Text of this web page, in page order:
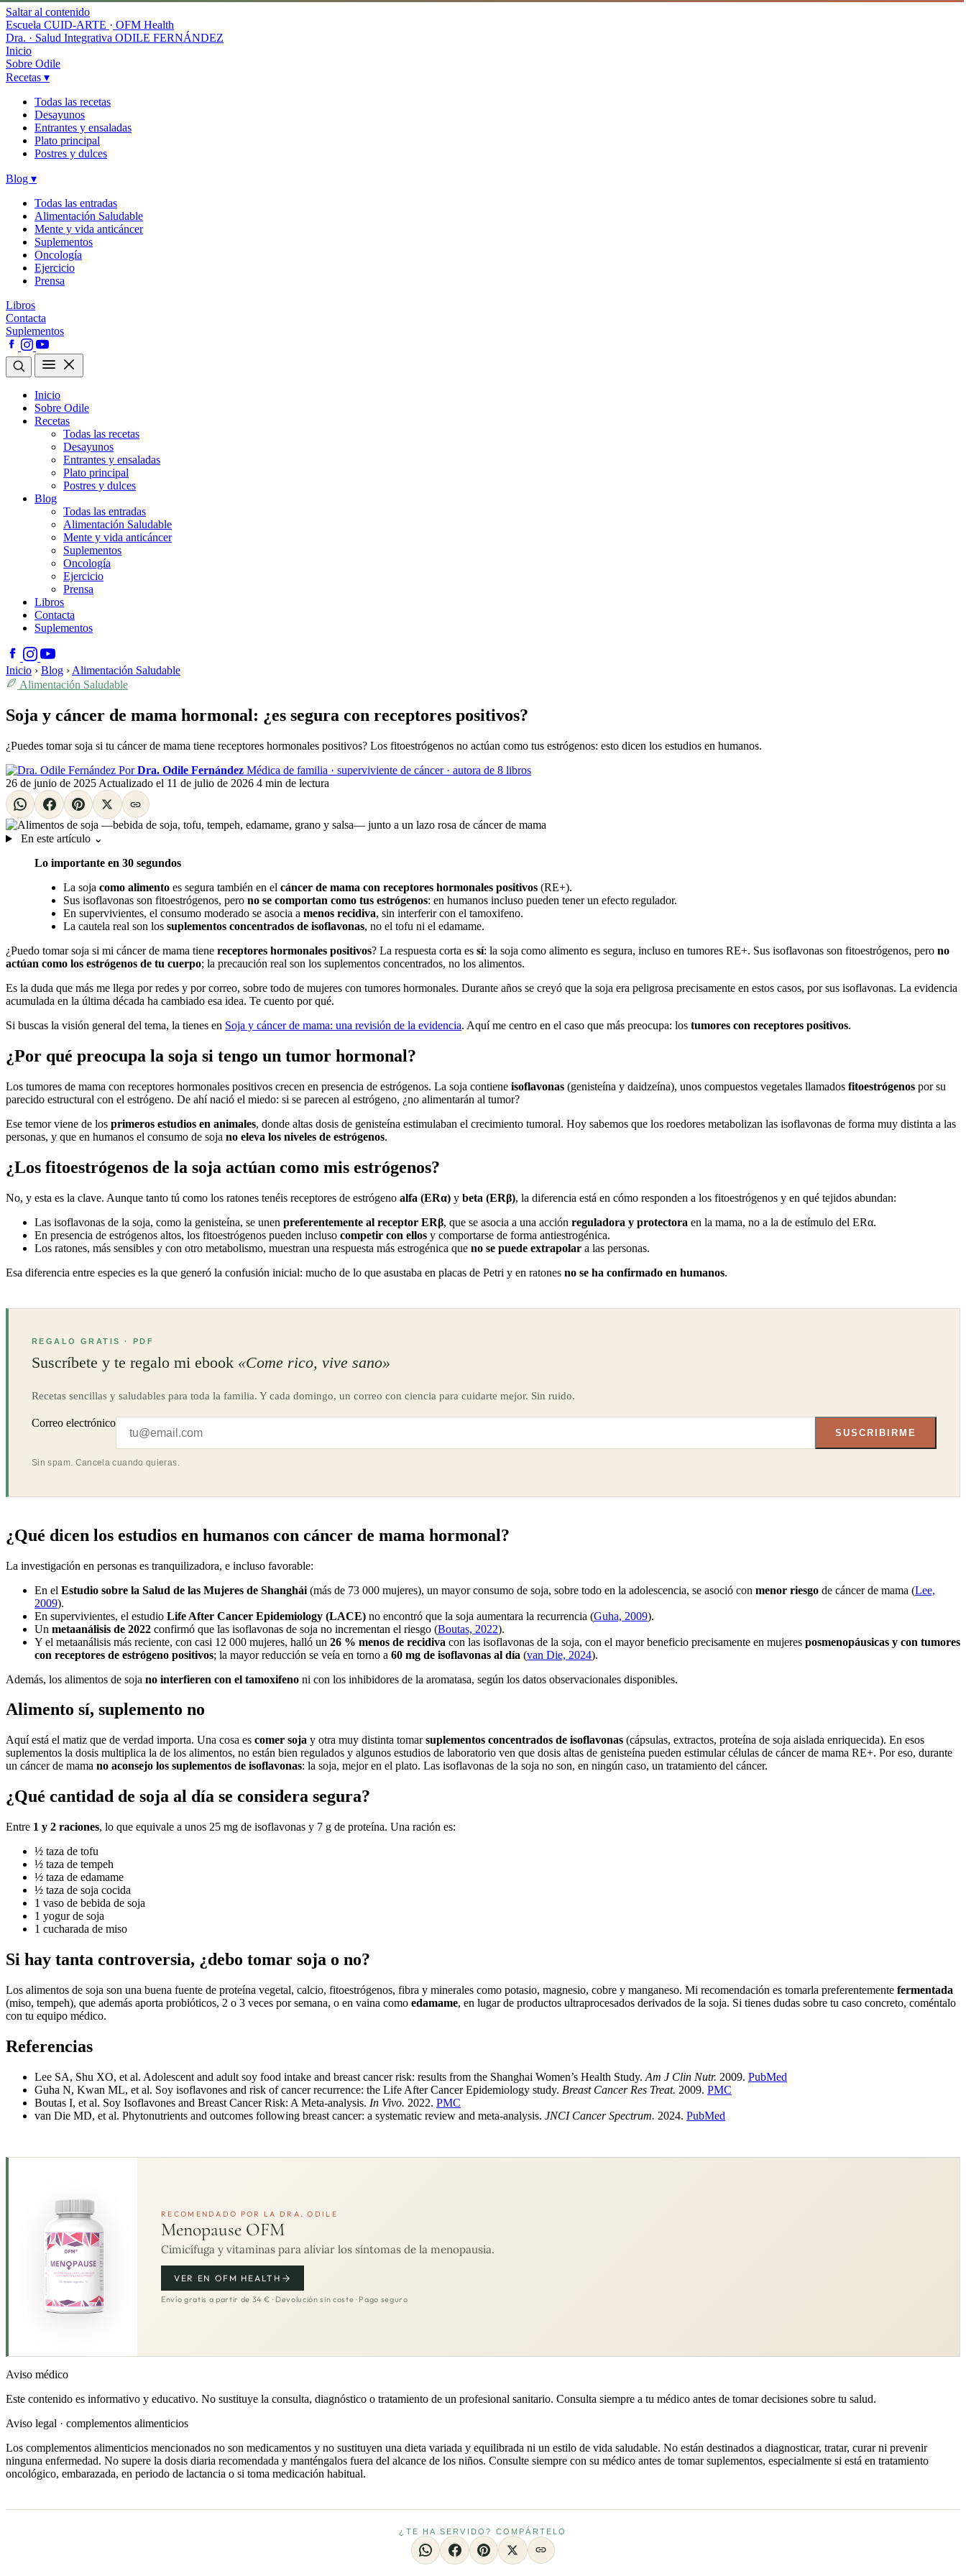
Saltar al contenido
Escuela CUID-ARTE · OFM Health
Dra. · Salud Integrativa ODILE FERNÁNDEZ
Inicio
Sobre Odile
Recetas ▾
Todas las recetas
Desayunos
Entrantes y ensaladas
Plato principal
Postres y dulces
Blog ▾
Todas las entradas
Alimentación Saludable
Mente y vida anticáncer
Suplementos
Oncología
Ejercicio
Prensa
Libros
Contacta
Suplementos
Inicio
Sobre Odile
Recetas
Todas las recetas
Desayunos
Entrantes y ensaladas
Plato principal
Postres y dulces
Blog
Todas las entradas
Alimentación Saludable
Mente y vida anticáncer
Suplementos
Oncología
Ejercicio
Prensa
Libros
Contacta
Suplementos
Inicio › Blog › Alimentación Saludable
Alimentación Saludable
Soja y cáncer de mama hormonal: ¿es segura con receptores positivos?
¿Puedes tomar soja si tu cáncer de mama tiene receptores hormonales positivos? Los fitoestrógenos no actúan como tus estrógenos: esto dicen los estudios en humanos.
Por Dra. Odile Fernández Médica de familia · superviviente de cáncer · autora de 8 libros
26 de junio de 2025 Actualizado el 11 de julio de 2026 4 min de lectura
En este artículo ⌄
Lo importante en 30 segundos
La soja como alimento es segura también en el cáncer de mama con receptores hormonales positivos (RE+).
Sus isoflavonas son fitoestrógenos, pero no se comportan como tus estrógenos: en humanos incluso pueden tener un efecto regulador.
En supervivientes, el consumo moderado se asocia a menos recidiva, sin interferir con el tamoxifeno.
La cautela real son los suplementos concentrados de isoflavonas, no el tofu ni el edamame.
¿Puedo tomar soja si mi cáncer de mama tiene receptores hormonales positivos? La respuesta corta es sí: la soja como alimento es segura, incluso en tumores RE+. Sus isoflavonas son fitoestrógenos, pero no
actúan como los estrógenos de tu cuerpo; la precaución real son los suplementos concentrados, no los alimentos.
Es la duda que más me llega por redes y por correo, sobre todo de mujeres con tumores hormonales. Durante años se creyó que la soja era peligrosa precisamente en estos casos, por sus isoflavonas. La evidencia
acumulada en la última década ha cambiado esa idea. Te cuento por qué.
Si buscas la visión general del tema, la tienes en Soja y cáncer de mama: una revisión de la evidencia. Aquí me centro en el caso que más preocupa: los tumores con receptores positivos.
¿Por qué preocupa la soja si tengo un tumor hormonal?
Los tumores de mama con receptores hormonales positivos crecen en presencia de estrógenos. La soja contiene isoflavonas (genisteína y daidzeína), unos compuestos vegetales llamados fitoestrógenos por su
parecido estructural con el estrógeno. De ahí nació el miedo: si se parecen al estrógeno, ¿no alimentarán al tumor?
Ese temor viene de los primeros estudios en animales, donde altas dosis de genisteína estimulaban el crecimiento tumoral. Hoy sabemos que los roedores metabolizan las isoflavonas de forma muy distinta a las
personas, y que en humanos el consumo de soja no eleva los niveles de estrógenos.
¿Los fitoestrógenos de la soja actúan como mis estrógenos?
No, y esta es la clave. Aunque tanto tú como los ratones tenéis receptores de estrógeno alfa (ERα) y beta (ERβ), la diferencia está en cómo responden a los fitoestrógenos y en qué tejidos abundan:
Las isoflavonas de la soja, como la genisteína, se unen preferentemente al receptor ERβ, que se asocia a una acción reguladora y protectora en la mama, no a la de estímulo del ERα.
En presencia de estrógenos altos, los fitoestrógenos pueden incluso competir con ellos y comportarse de forma antiestrogénica.
Los ratones, más sensibles y con otro metabolismo, muestran una respuesta más estrogénica que no se puede extrapolar a las personas.
Esa diferencia entre especies es la que generó la confusión inicial: mucho de lo que asustaba en placas de Petri y en ratones no se ha confirmado en humanos.
REGALO GRATIS · PDF
Suscríbete y te regalo mi ebook «Come rico, vive sano»
Recetas sencillas y saludables para toda la familia. Y cada domingo, un correo con ciencia para cuidarte mejor. Sin ruido.
Correo electrónico
SUSCRIBIRME
Sin spam. Cancela cuando quieras.
¿Qué dicen los estudios en humanos con cáncer de mama hormonal?
La investigación en personas es tranquilizadora, e incluso favorable:
En el Estudio sobre la Salud de las Mujeres de Shanghái (más de 73 000 mujeres), un mayor consumo de soja, sobre todo en la adolescencia, se asoció con menor riesgo de cáncer de mama (Lee,
2009).
En supervivientes, el estudio Life After Cancer Epidemiology (LACE) no encontró que la soja aumentara la recurrencia (Guha, 2009).
Un metaanálisis de 2022 confirmó que las isoflavonas de soja no incrementan el riesgo (Boutas, 2022).
Y el metaanálisis más reciente, con casi 12 000 mujeres, halló un 26 % menos de recidiva con las isoflavonas de la soja, con el mayor beneficio precisamente en mujeres posmenopáusicas y con tumores
con receptores de estrógeno positivos; la mayor reducción se veía en torno a 60 mg de isoflavonas al día (van Die, 2024).
Además, los alimentos de soja no interfieren con el tamoxifeno ni con los inhibidores de la aromatasa, según los datos observacionales disponibles.
Alimento sí, suplemento no
Aquí está el matiz que de verdad importa. Una cosa es comer soja y otra muy distinta tomarsuplementos concentrados de isoflavonas (cápsulas, extractos, proteína de soja aislada enriquecida). En esos
suplementos la dosis multiplica la de los alimentos, no están bien regulados y algunos estudios de laboratorio ven que dosis altas de genisteína pueden estimular células de cáncer de mama RE+. Por eso, durante
un cáncer de mama no aconsejo los suplementos de isoflavonas: la soja, mejor en el plato. Las isoflavonas de la soja no son, en ningún caso, un tratamiento del cáncer.
¿Qué cantidad de soja al día se considera segura?
Entre 1 y 2 raciones, lo que equivale a unos 25 mg de isoflavonas y 7 g de proteína. Una ración es:
½ taza de tofu
½ taza de tempeh
½ taza de edamame
½ taza de soja cocida
1 vaso de bebida de soja
1 yogur de soja
1 cucharada de miso
Si hay tanta controversia, ¿debo tomar soja o no?
Los alimentos de soja son una buena fuente de proteína vegetal, calcio, fitoestrógenos, fibra y minerales como potasio, magnesio, cobre y manganeso. Mi recomendación es tomarla preferentemente fermentada
(miso, tempeh), que además aporta probióticos, 2 o 3 veces por semana, o en vaina como edamame, en lugar de productos ultraprocesados derivados de la soja. Si tienes dudas sobre tu caso concreto, coméntalo
con tu equipo médico.
Referencias
Lee SA, Shu XO, et al. Adolescent and adult soy food intake and breast cancer risk: results from the Shanghai Women’s Health Study. Am J Clin Nutr. 2009. PubMed
Guha N, Kwan ML, et al. Soy isoflavones and risk of cancer recurrence: the Life After Cancer Epidemiology study. Breast Cancer Res Treat. 2009. PMC
Boutas I, et al. Soy Isoflavones and Breast Cancer Risk: A Meta-analysis. In Vivo. 2022. PMC
van Die MD, et al. Phytonutrients and outcomes following breast cancer: a systematic review and meta-analysis. JNCI Cancer Spectrum. 2024. PubMed
RECOMENDADO POR LA DRA. ODILE
Menopause OFM
Cimicífuga y vitaminas para aliviar los síntomas de la menopausia.
VER EN OFM HEALTH
Envío gratis a partir de 34 € · Devolución sin coste · Pago seguro
Aviso médico
Este contenido es informativo y educativo. No sustituye la consulta, diagnóstico o tratamiento de un profesional sanitario. Consulta siempre a tu médico antes de tomar decisiones sobre tu salud.
Aviso legal · complementos alimenticios
Los complementos alimenticios mencionados no son medicamentos y no sustituyen una dieta variada y equilibrada ni un estilo de vida saludable. No están destinados a diagnosticar, tratar, curar ni prevenir
ninguna enfermedad. No supere la dosis diaria recomendada y manténgalos fuera del alcance de los niños. Consulte siempre con su médico antes de tomar suplementos, especialmente si está en tratamiento
oncológico, embarazada, en periodo de lactancia o si toma medicación habitual.
¿TE HA SERVIDO? COMPÁRTELO